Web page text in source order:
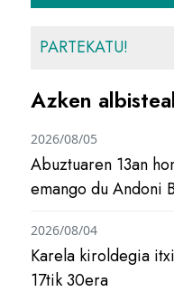
PARTEKATU!
Azken
Abuztuaren 13an
emango du Andoni
2026/08/05
Karela kiroldegia
17tik 30era
2026/08/04